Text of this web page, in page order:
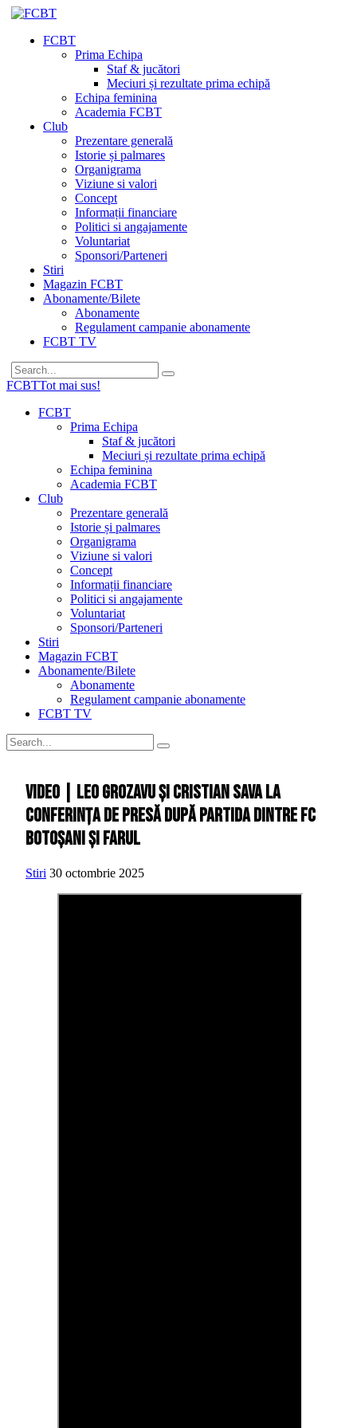
FCBT
Prima Echipa
Staf & jucători
Meciuri și rezultate prima echipă
Echipa feminina
Academia FCBT
Club
Prezentare generală
Istorie și palmares
Organigrama
Viziune si valori
Concept
Informații financiare
Politici si angajamente
Voluntariat
Sponsori/Parteneri
Stiri
Magazin FCBT
Abonamente/Bilete
Abonamente
Regulament campanie abonamente
FCBT TV
FCBTTot mai sus!
FCBT
Prima Echipa
Staf & jucători
Meciuri și rezultate prima echipă
Echipa feminina
Academia FCBT
Club
Prezentare generală
Istorie și palmares
Organigrama
Viziune si valori
Concept
Informații financiare
Politici si angajamente
Voluntariat
Sponsori/Parteneri
Stiri
Magazin FCBT
Abonamente/Bilete
Abonamente
Regulament campanie abonamente
FCBT TV
VIDEO | Leo Grozavu și Cristian Sava la
conferința de presă după partida dintre FC
Botoșani și Farul
Stiri 30 octombrie 2025